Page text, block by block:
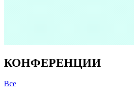
КОНФЕРЕНЦИИ
Все